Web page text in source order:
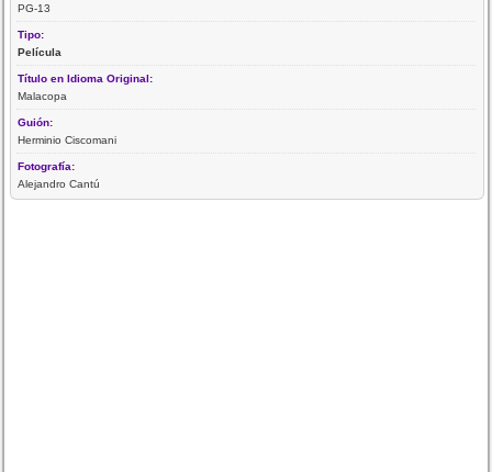
PG-13
Tipo:
Película
Título en Idioma Original:
Malacopa
Guión:
Herminio Ciscomani
Fotografía:
Alejandro Cantú